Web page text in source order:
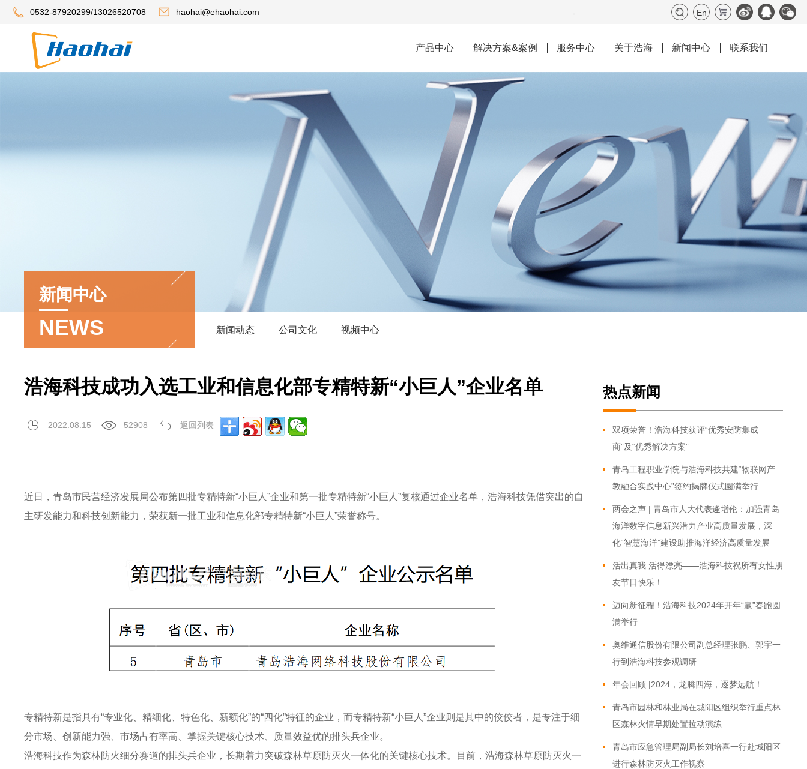
0532-87920299/13026520708 haohai@ehaohai.com En
产品中心 解决方案&案例 服务中心 关于浩海 新闻中心 联系我们
新闻中心
NEWS 新闻动态 公司文化 视频中心
浩海科技成功入选工业和信息化部专精特新“小巨人”企业名单
2022.08.15 52908 返回列表
近日，青岛市民营经济发展局公布第四批专精特新“小巨人”企业和第一批专精特新“小巨人”复核通过企业名单，浩海科技凭借突出的自
主研发能力和科技创新能力，荣获新一批工业和信息化部专精特新“小巨人”荣誉称号。
专精特新是指具有“专业化、精细化、特色化、新颖化”的“四化”特征的企业，而专精特新“小巨人”企业则是其中的佼佼者，是专注于细
分市场、创新能力强、市场占有率高、掌握关键核心技术、质量效益优的排头兵企业。
浩海科技作为森林防火细分赛道的排头兵企业，长期着力突破森林草原防灭火一体化的关键核心技术。目前，浩海森林草原防灭火一
热点新闻
双项荣誉！浩海科技获评“优秀安防集成
商”及“优秀解决方案”
青岛工程职业学院与浩海科技共建“物联网产
教融合实践中心”签约揭牌仪式圆满举行
两会之声 | 青岛市人大代表逄增伦：加强青岛
海洋数字信息新兴潜力产业高质量发展，深
化“智慧海洋”建设助推海洋经济高质量发展
活出真我 活得漂亮——浩海科技祝所有女性朋
友节日快乐！
迈向新征程！浩海科技2024年开年“赢”春跑圆
满举行
奥维通信股份有限公司副总经理张鹏、郭宇一
行到浩海科技参观调研
年会回顾 |2024，龙腾四海，逐梦远航！
青岛市园林和林业局在城阳区组织举行重点林
区森林火情早期处置拉动演练
青岛市应急管理局副局长刘培喜一行赴城阳区
进行森林防灭火工作视察